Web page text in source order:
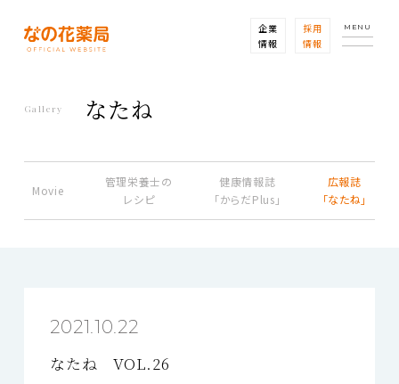
企業
情報
採用
情報
MENU
Gallery なたね
Movie
管理栄養士の
レシピ
健康情報誌
「からだPlus」
広報誌
「なたね」
なたね VOL.26
2021.10.22